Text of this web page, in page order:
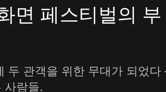
면 페스티벌의 부
두 관객을 위한 무대가 되었
사람들.